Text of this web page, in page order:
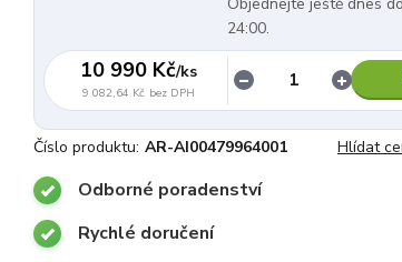
24:00.
10 990 Kč/ks
9 082,64 Kč bez DPH
Číslo produktu: AR-AI00479964001 Hlídat
Odborné poradenství
Rychlé doručení